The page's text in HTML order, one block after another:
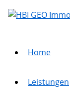
Home
Leistungen